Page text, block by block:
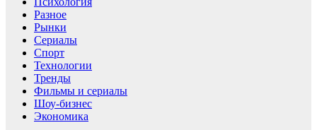
Разное
Рынки
Сериалы
Спорт
Технологии
Тренды
Фильмы и сериалы
Шоу-бизнес
Экономика